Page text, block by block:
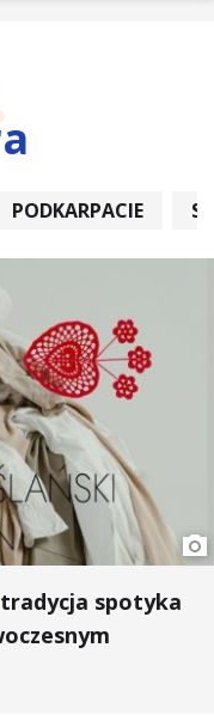
PODKARPACIE
spotyka